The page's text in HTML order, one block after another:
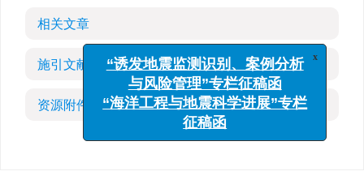
相关文章
施引文献
资源附件 (0)
x
“诱发地震监测识别、案例分析
与风险管理”专栏征稿函
“海洋工程与地震科学进展”专栏
征稿函